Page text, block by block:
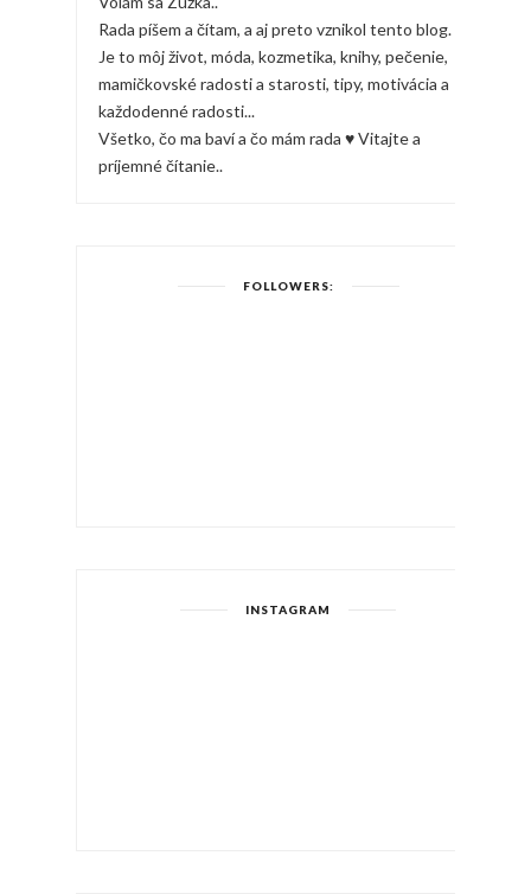
Rada píšem a čítam, a aj preto vznikol tento blog.
Je to môj život, móda, kozmetika, knihy, pečenie,
mamičkovské radosti a starosti, tipy, motivácia a
každodenné radosti...
Všetko, čo ma baví a čo mám rada ♥ Vitajte a
príjemné čítanie..
FOLLOWERS:
INSTAGRAM